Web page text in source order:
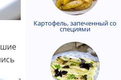
Картофель, запеченный со
специями